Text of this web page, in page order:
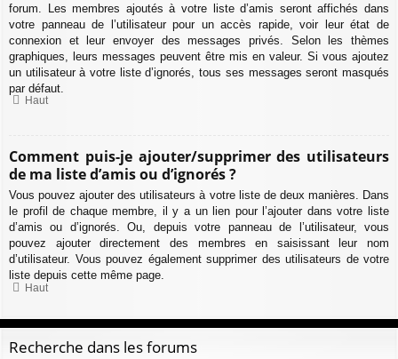
forum. Les membres ajoutés à votre liste d’amis seront affichés dans
votre panneau de l’utilisateur pour un accès rapide, voir leur état de
connexion et leur envoyer des messages privés. Selon les thèmes
graphiques, leurs messages peuvent être mis en valeur. Si vous ajoutez
un utilisateur à votre liste d’ignorés, tous ses messages seront masqués
par défaut.
Haut
Comment puis-je ajouter/supprimer des utilisateurs
de ma liste d’amis ou d’ignorés ?
Vous pouvez ajouter des utilisateurs à votre liste de deux manières. Dans
le profil de chaque membre, il y a un lien pour l’ajouter dans votre liste
d’amis ou d’ignorés. Ou, depuis votre panneau de l’utilisateur, vous
pouvez ajouter directement des membres en saisissant leur nom
d’utilisateur. Vous pouvez également supprimer des utilisateurs de votre
liste depuis cette même page.
Haut
Recherche dans les forums